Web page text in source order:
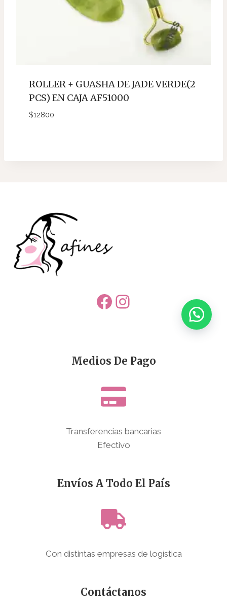
ROLLER + GUASHA DE JADE VERDE(2
PCS) EN CAJA AF51000
$12800
Facebook
Instagram
Medios De Pago
Transferencias bancarias
Efectivo
Envíos A Todo El País
Con distintas empresas de logística
Contáctanos